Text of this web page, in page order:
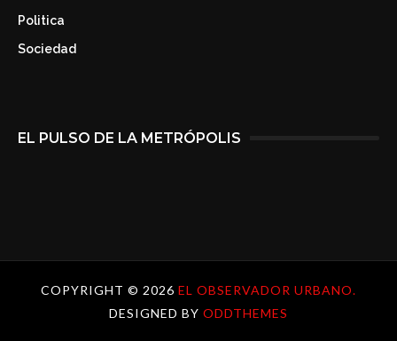
Politica
Sociedad
EL PULSO DE LA METRÓPOLIS
COPYRIGHT © 2026 EL OBSERVADOR URBANO.
DESIGNED BY ODDTHEMES